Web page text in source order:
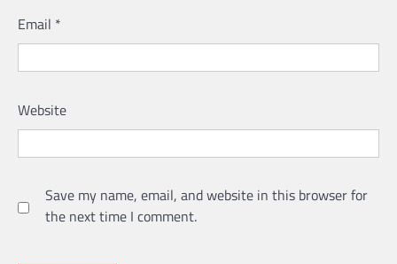
Email *
Website
Save my name, email, and website in this browser for
the next time I comment.